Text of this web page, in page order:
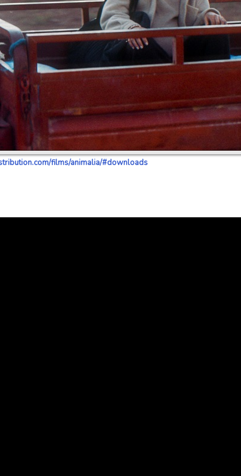
films/animalia/#downloads